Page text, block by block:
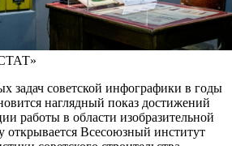
задач советской инфографики в годы
наглядный показ достижений
работы в области изобразительной
открывается Всесоюзный институт